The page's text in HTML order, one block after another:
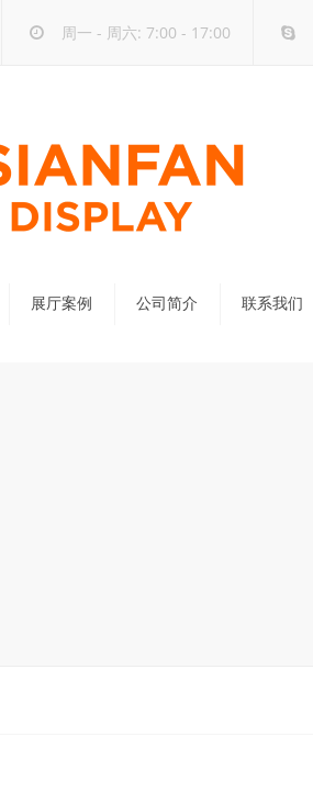
周一 - 周六: 7:00 - 17:00
展厅案例 公司简介 联系我们